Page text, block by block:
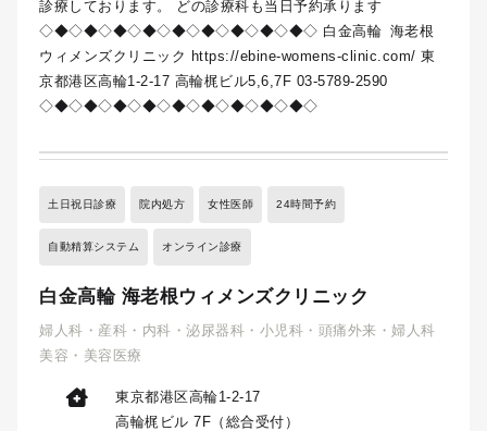
診療しております。 どの診療科も当日予約承ります
◇◆◇◆◇◆◇◆◇◆◇◆◇◆◇◆◇◆◇ 白金高輪 海老根
ウィメンズクリニック https://ebine-womens-clinic.com/ 東
京都港区高輪1-2-17 高輪梶ビル5,6,7F 03-5789-2590
◇◆◇◆◇◆◇◆◇◆◇◆◇◆◇◆◇◆◇
土日祝日診療 院内処方 女性医師 24時間予約
自動精算システム オンライン診療
白金高輪 海老根ウィメンズクリニック
婦人科・産科・内科・泌尿器科・小児科・頭痛外来・婦人科
美容・美容医療
東京都港区高輪1-2-17
高輪梶ビル 7F（総合受付）